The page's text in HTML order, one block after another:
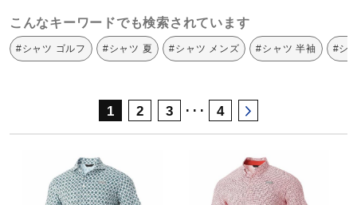
ライフスタイルウエア
ランニング
サッカー／フットサル
こんなキーワードでも検索されています
#シャツ ゴルフ #シャツ 夏 #シャツ メンズ #シャツ 半袖 #シ
1 2 3 ･･･ 4